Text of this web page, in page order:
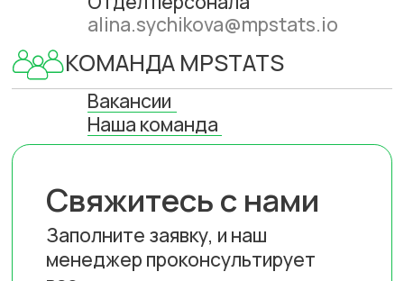
Заполните заявку, и наш
менеджер проконсультирует
вас
Как к вам обращаться?
Телефон
+7